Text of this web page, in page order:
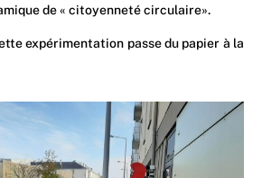
de « citoyenneté circulaire».
expérimentation passe du papier à la